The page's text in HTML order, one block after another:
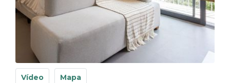
Vídeo Mapa